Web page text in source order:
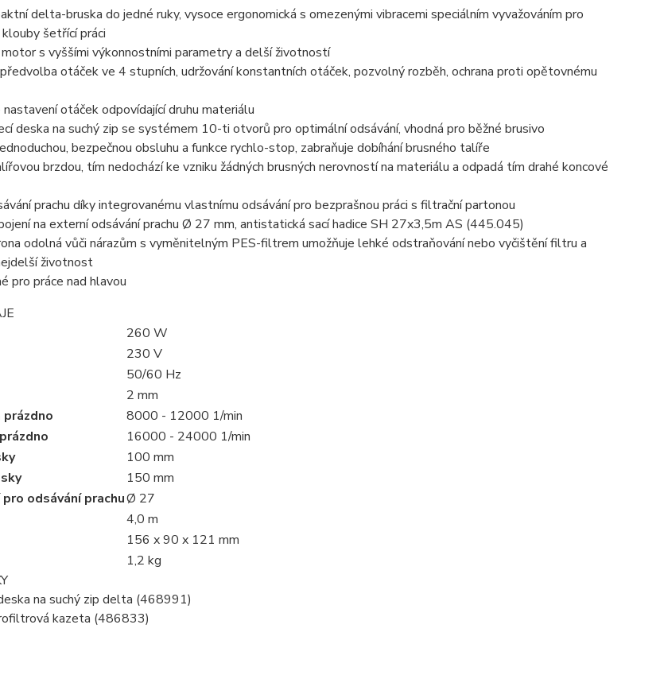
delta-bruska do jedné ruky, vysoce ergonomická s omezenými vibracemi speciálním vyvažováním pro
klouby šetřící práci
s vyššími výkonnostními parametry a delší životností
otáček ve 4 stupních, udržování konstantních otáček, pozvolný rozběh, ochrana proti opětovnému
otáček odpovídající druhu materiálu
deska na suchý zip se systémem 10-ti otvorů pro optimální odsávání, vhodná pro běžné brusivo
bezpečnou obsluhu a funkce rychlo-stop, zabraňuje dobíhání brusného talíře
brzdou, tím nedochází ke vzniku žádných brusných nerovností na materiálu a odpadá tím drahé koncové
prachu díky integrovanému vlastnímu odsávání pro bezprašnou práci s filtrační partonou
na externí odsávání prachu Ø 27 mm, antistatická sací hadice SH 27x3,5m AS (445.045)
odolná vůči nárazům s vyměnitelným PES-filtrem umožňuje lehké odstraňování nebo vyčištění filtru a
životnost
pro práce nad hlavou
260 W
230 V
50/60 Hz
2 mm
8000 - 12000 1/min
16000 - 24000 1/min
100 mm
150 mm
odsávání prachuØ 27
4,0 m
156 x 90 x 121 mm
1,2 kg
na suchý zip delta (468991)
kazeta (486833)